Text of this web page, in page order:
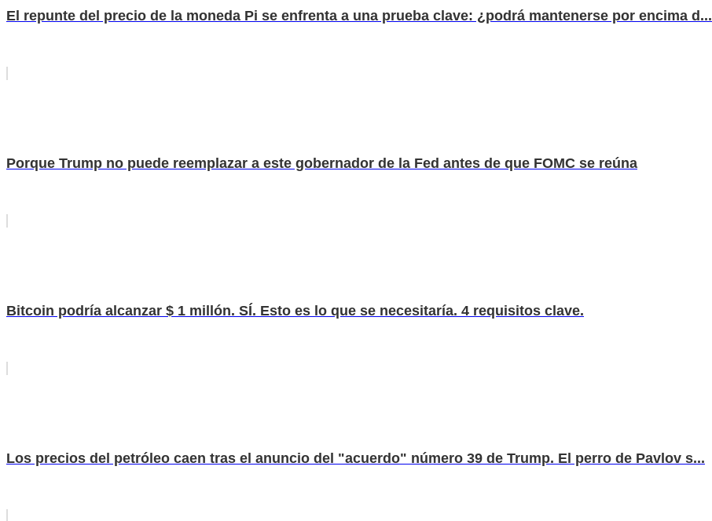
El repunte del precio de la moneda Pi se enfrenta a una prueba clave: ¿podrá mantenerse por encima d...
Porque Trump no puede reemplazar a este gobernador de la Fed antes de que FOMC se reúna
Bitcoin podría alcanzar $ 1 millón. SÍ. Esto es lo que se necesitaría. 4 requisitos clave.
Los precios del petróleo caen tras el anuncio del "acuerdo" número 39 de Trump. El perro de Pavlov s...